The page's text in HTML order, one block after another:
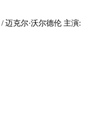
迈克尔·沃尔德伦 主演: